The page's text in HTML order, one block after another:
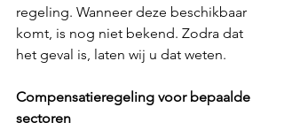
regeling. Wanneer deze beschikbaar
komt, is nog niet bekend. Zodra dat
het geval is, laten wij u dat weten.
Compensatieregeling voor bepaalde
sectoren